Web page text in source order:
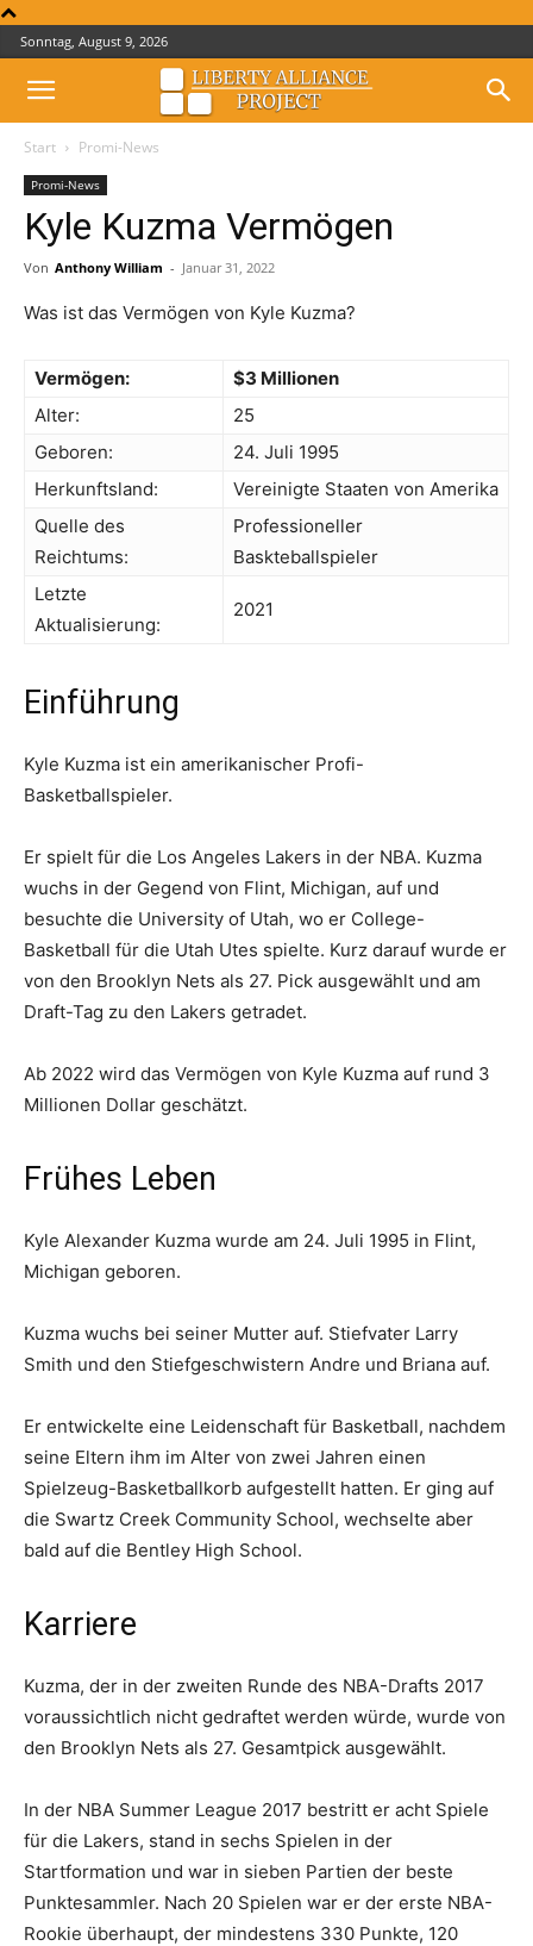
Sonntag, August 9, 2026
Start Promi-News
Promi-News
Kyle Kuzma Vermögen
Von Anthony William - Januar 31, 2022
Was ist das Vermögen von Kyle Kuzma?
Vermögen:
$3 Millionen
Alter:
25
Geboren:
24. Juli 1995
Herkunftsland:
Vereinigte Staaten von Amerika
Quelle des
Reichtums:
Professioneller
Baskteballspieler
Letzte
Aktualisierung:
2021
Einführung
Kyle Kuzma ist ein amerikanischer Profi-
Basketballspieler.
Er spielt für die Los Angeles Lakers in der NBA. Kuzma
wuchs in der Gegend von Flint, Michigan, auf und
besuchte die University of Utah, wo er College-
Basketball für die Utah Utes spielte. Kurz darauf wurde er
von den Brooklyn Nets als 27. Pick ausgewählt und am
Draft-Tag zu den Lakers getradet.
Ab 2022 wird das Vermögen von Kyle Kuzma auf rund 3
Millionen Dollar geschätzt.
Frühes Leben
Kyle Alexander Kuzma wurde am 24. Juli 1995 in Flint,
Michigan geboren.
Kuzma wuchs bei seiner Mutter auf. Stiefvater Larry
Smith und den Stiefgeschwistern Andre und Briana auf.
Er entwickelte eine Leidenschaft für Basketball, nachdem
seine Eltern ihm im Alter von zwei Jahren einen
Spielzeug-Basketballkorb aufgestellt hatten. Er ging auf
die Swartz Creek Community School, wechselte aber
bald auf die Bentley High School.
Karriere
Kuzma, der in der zweiten Runde des NBA-Drafts 2017
voraussichtlich nicht gedraftet werden würde, wurde von
den Brooklyn Nets als 27. Gesamtpick ausgewählt.
In der NBA Summer League 2017 bestritt er acht Spiele
für die Lakers, stand in sechs Spielen in der
Startformation und war in sieben Partien der beste
Punktesammler. Nach 20 Spielen war er der erste NBA-
Rookie überhaupt, der mindestens 330 Punkte, 120